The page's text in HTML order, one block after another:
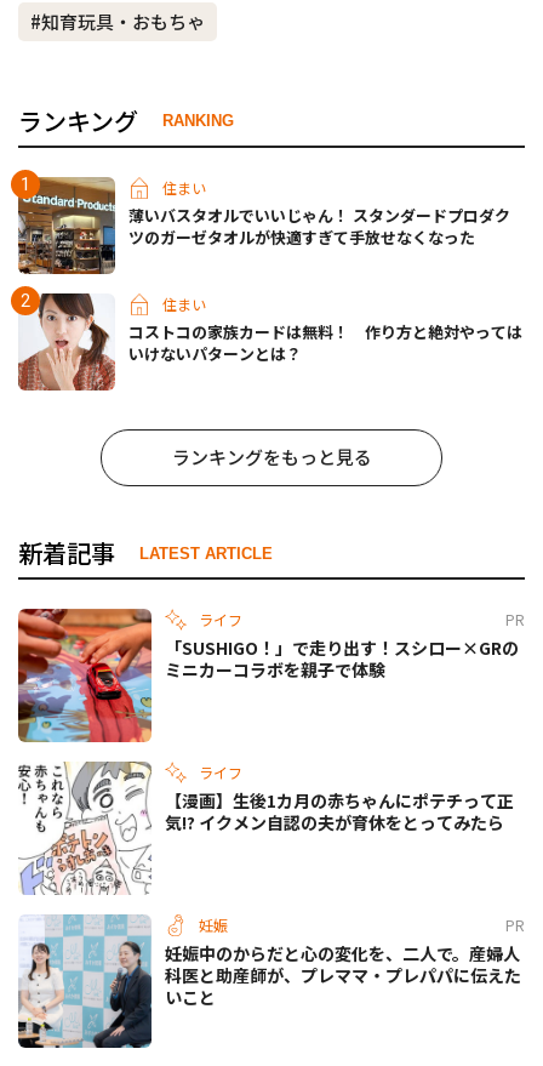
#知育玩具・おもちゃ
ランキング RANKING
住まい
薄いバスタオルでいいじゃん！ スタンダードプロダク
ツのガーゼタオルが快適すぎて手放せなくなった
住まい
コストコの家族カードは無料！ 作り方と絶対やっては
いけないパターンとは？
ランキングをもっと見る
新着記事 LATEST ARTICLE
ライフ PR
「SUSHIGO！」で走り出す！スシロー×GRの
ミニカーコラボを親子で体験
ライフ
【漫画】生後1カ月の赤ちゃんにポテチって正
気!? イクメン自認の夫が育休をとってみたら
妊娠 PR
妊娠中のからだと心の変化を、二人で。産婦人
科医と助産師が、プレママ・プレパパに伝えた
いこと